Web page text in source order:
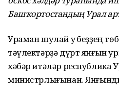
Башҡортостандың Урал
Ураман шулай уҡ беҙҙең
тәүлектәрҙә дүрт янғын
хәбәр итәләр республика
министрлығынан.